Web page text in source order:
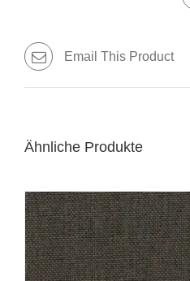
Email This Product
Ähnliche Produkte